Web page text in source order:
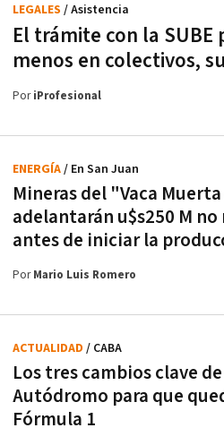
El trámite con la SUBE
menos en colectivos,
LEGALES / Asistencia
PoriProfesional
Mineras del "Vaca
adelantarán u$s250 M
antes de iniciar la
ENERGÍA/ En San Juan
PorMario Luis Romero
Los tres cambios clave
Autódromo para que
Fórmula 1
ACTUALIDAD / CABA